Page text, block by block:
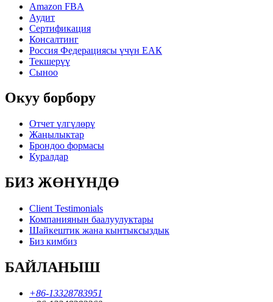
Amazon FBA
Аудит
Сертификация
Консалтинг
Россия Федерациясы үчүн ЕАК
Текшерүү
Сыноо
Окуу борбору
Отчет үлгүлөрү
Жаңылыктар
Брондоо формасы
Куралдар
БИЗ ЖӨНҮНДӨ
Client Testimonials
Компаниянын баалуулуктары
Шайкештик жана кынтыксыздык
Биз кимбиз
БАЙЛАНЫШ
+86-13328783951